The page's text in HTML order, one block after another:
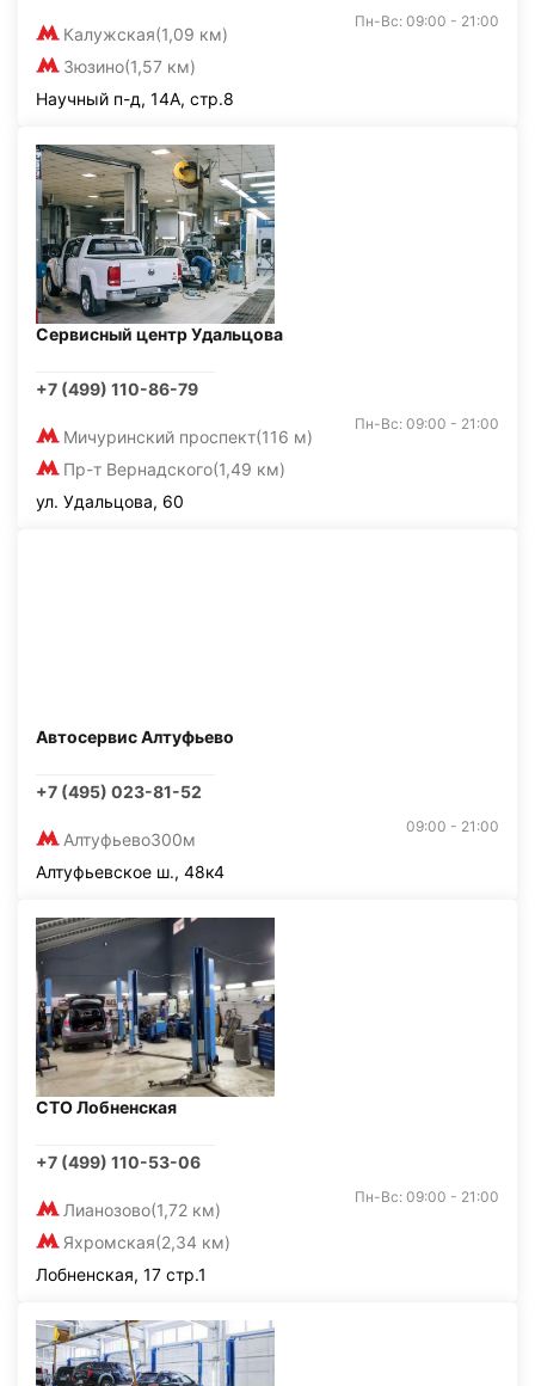
Калужская(1,09 км)
Зюзино(1,57 км)
Пн-Вс: 09:00 - 21:00
Научный п-д, 14А, стр.8
Сервисный центр Удальцова
+7 (499) 110-86-79
Мичуринский проспект(116 м)
Пр-т Вернадского(1,49 км)
Пн-Вс: 09:00 - 21:00
ул. Удальцова, 60
Автосервис Алтуфьево
+7 (495) 023-81-52
Алтуфьево300м
09:00 - 21:00
Алтуфьевское ш., 48к4
СТО Лобненская
+7 (499) 110-53-06
Лианозово(1,72 км)
Яхромская(2,34 км)
Пн-Вс: 09:00 - 21:00
Лобненская, 17 стр.1